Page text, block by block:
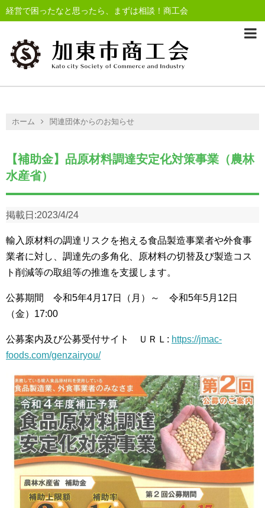
経営で困ったなと思ったら、まずは相談！商工会
ホーム 関連団体からのお知らせ
【補助金】品原材料調達安定化対策事業（農林
水産省）
掲載日:2023/4/24
輸入原材料の調達リスクを抱える食品製造事業者や外食事
業者に対し、調達先の多角化、原材料の切替及び製造コス
ト削減等の取組等の推進を支援します。
公募期間 令和5年4月17日（月）～ 令和5年5月12日
（金）17:00
公募案内及び公募受付サイト ＵＲＬ: https://jmac-
foods.com/genzairyou/